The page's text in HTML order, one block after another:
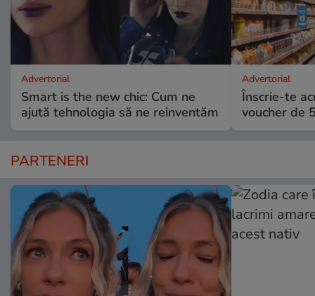
Advertorial
Smart is the new chic: Cum ne
ajută tehnologia să ne reinventăm
Advertorial
Înscrie-te
voucher de
PARTENERI